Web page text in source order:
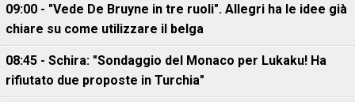
09:00 - "Vede De Bruyne in tre ruoli". Allegri ha le idee già
chiare su come utilizzare il belga
08:45 - Schira: "Sondaggio del Monaco per Lukaku! Ha
rifiutato due proposte in Turchia"